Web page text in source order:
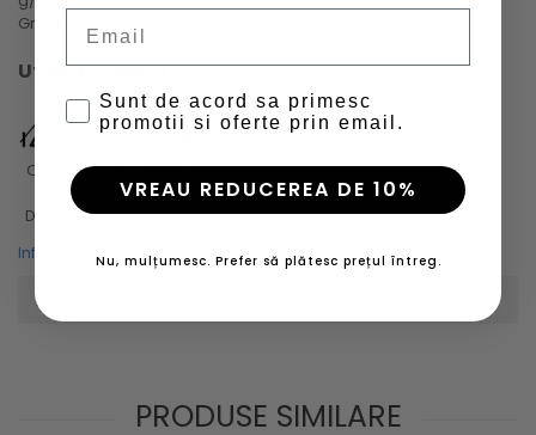
Greutate - nivel 4/6 (usor)
Utilizat pentru
Camping
Drumetie
Trekking Urban
&
Lifestyle
Informatii conformitate produs
Review-uri
PRODUSE SIMILARE
Sunt de acord sa primesc
promotii si oferte prin email.
VREAU REDUCEREA DE 10%
Nu, mulțumesc. Prefer să plătesc prețul întreg.